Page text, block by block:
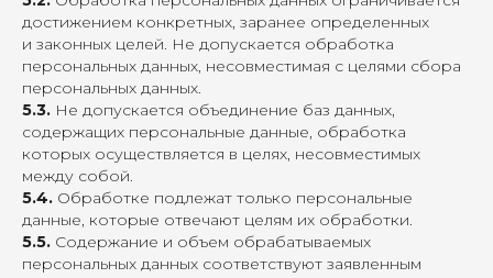
достижением конкретных, заранее определенных
и законных целей. Не допускается обработка
персональных данных, несовместимая с целями сбора
персональных данных.
5.3. Не допускается объединение баз данных,
содержащих персональные данные, обработка
которых осуществляется в целях, несовместимых
между собой.
5.4. Обработке подлежат только персональные
данные, которые отвечают целям их обработки.
5.5. Содержание и объем обрабатываемых
персональных данных соответствуют заявленным